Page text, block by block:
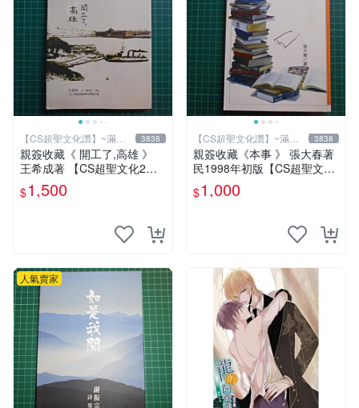
【CS超聖文化讚】~滿千
元送運
3838
親簽收藏《 開工了,高雄 》
王希成著 【CS超聖文化2
讚】
$1,500
【CS超聖文化讚】~滿千
元送運
3838
親簽收藏《本事 》 張大春著
民1998年初版【CS超聖文化
2讚】
$1,000
人氣賣家